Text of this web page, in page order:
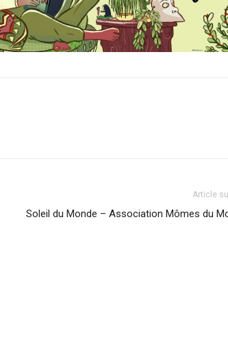
Article
Soleil du Monde – Association Mômes du